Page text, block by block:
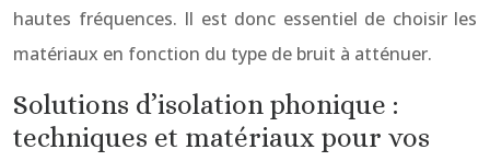
hautes fréquences. Il est donc essentiel de choisir les
matériaux en fonction du type de bruit à atténuer.
Solutions d’isolation phonique :
techniques et matériaux pour vos